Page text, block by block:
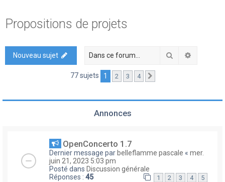
Propositions de projets
Nouveau sujet Rechercher
77 sujets 1 2 3 4
Annonces
OpenConcerto 1.7
Dernier message par belleflamme pascale « mer.
juin 21, 2023 5:03 pm
Posté dans Discussion générale
Réponses : 45 1 2 3 4 5